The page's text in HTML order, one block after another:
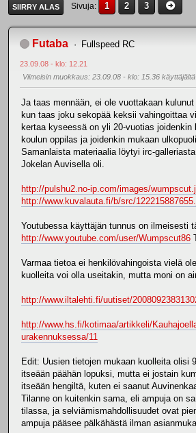
SIIRRY ALAS Sivuja 1 2 3
Futaba Fullspeed RC
23.09.08 - klo: 12.21
Viimeisin muokkaus: 23.09.08 - klo: 15.36
Ja taas mennään, ei ole vuottakaan
kun taas joku sekopää keksii vahingoittaa
kertaa kyseessä on yli 20-vuotias joidenkin
koulun oppilas ja joidenkin mukaan
Samanlaista materiaalia löytyi irc-
Jokelan Auvisella oli.
http://pulshu2.no-ip.com/images/
http://www.kuvalauta.fi/b/src/
Youtubessa käyttäjän tunnus on ilmeisesti
http://www.youtube.com/user/Wumpscut86
Varmaa tietoa ei henkilövahingoista vielä
kuolleita voi olla useitakin, mutta moni on
http://www.iltalehti.fi/uutiset/
http://www.hs.fi/kotimaa/artikkeli/
urakennuksessa/11
Edit: Uusien tietojen mukaan kuolleita olisi
itseään päähän lopuksi, mutta ei jostain
itseään hengiltä, kuten ei saanut
Tilanne on kuitenkin sama, eli ampuja on
tilassa, ja selviämismahdollisuudet ovat
ampuja pääsee pälkähästä ilman